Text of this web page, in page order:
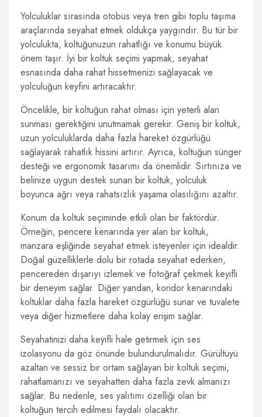
Yolculuklar sırasında otobüs veya tren gibi toplu taşıma
araçlarında seyahat etmek oldukça yaygındır. Bu tür bir
yolculukta, koltuğunuzun rahatlığı ve konumu büyük
önem taşır. İyi bir koltuk seçimi yapmak, seyahat
esnasında daha rahat hissetmenizi sağlayacak ve
yolculuğun keyfini artıracaktır.
Öncelikle, bir koltuğun rahat olması için yeterli alan
sunması gerektiğini unutmamak gerekir. Geniş bir koltuk,
uzun yolculuklarda daha fazla hareket özgürlüğü
sağlayarak rahatlık hissini artırır. Ayrıca, koltuğun sünger
desteği ve ergonomik tasarımı da önemlidir. Sırtınıza ve
belinize uygun destek sunan bir koltuk, yolculuk
boyunca ağrı veya rahatsızlık yaşama olasılığını azaltır.
Konum da koltuk seçiminde etkili olan bir faktördür.
Örneğin, pencere kenarında yer alan bir koltuk,
manzara eşliğinde seyahat etmek isteyenler için idealdir.
Doğal güzelliklerle dolu bir rotada seyahat ederken,
pencereden dışarıyı izlemek ve fotoğraf çekmek keyifli
bir deneyim sağlar. Diğer yandan, koridor kenarındaki
koltuklar daha fazla hareket özgürlüğü sunar ve tuvalete
veya diğer hizmetlere daha kolay erişim sağlar.
Seyahatinizi daha keyifli hale getirmek için ses
izolasyonu da göz önünde bulundurulmalıdır. Gürültüyü
azaltan ve sessiz bir ortam sağlayan bir koltuk seçimi,
rahatlamanızı ve seyahatten daha fazla zevk almanızı
sağlar. Bu nedenle, ses yalıtımı özelliği olan bir
koltuğun tercih edilmesi faydalı olacaktır.